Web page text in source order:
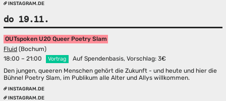
INSTAGRAM.DE
do 19.11.
OUTspoken U20 Queer Poetry Slam
Fluid (Bochum)
18:00 – 21:00
Vortrag
Auf Spendenbasis, Vorschlag: 3€
Den jungen, queeren Menschen gehört die Zukunft - und heute und hier die
Bühne! Poetry Slam, im Publikum alle Alter und Allys willkommen.
INSTAGRAM.DE
INSTAGRAM.DE